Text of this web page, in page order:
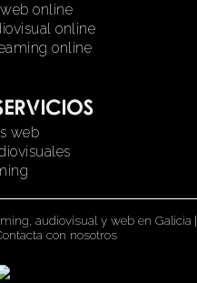
online
online
online
web
audiovisual y web en Galicia |
con nosotros